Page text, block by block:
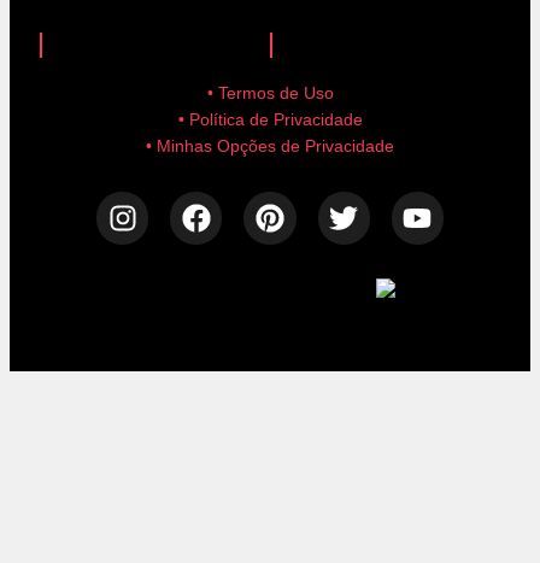
• Termos de Uso
• Política de Privacidade
• Minhas Opções de Privacidade